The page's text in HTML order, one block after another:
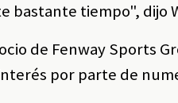
bastante tiempo", dijo
de Fenway Sports
por parte de